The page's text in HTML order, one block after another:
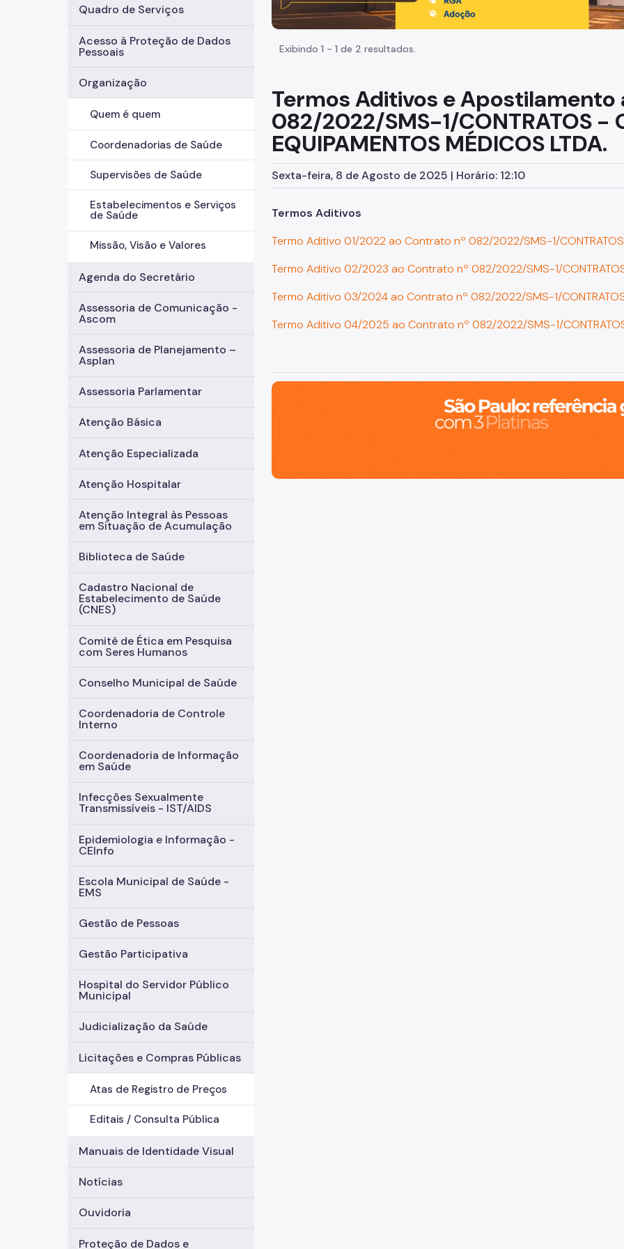
Quadro de Serviços
Acesso à Proteção de Dados
Pessoais
Organização
Quem é quem
Coordenadorias de Saúde
Supervisões de Saúde
Estabelecimentos e Serviços
de Saúde
Missão, Visão e Valores
Agenda do Secretário
Assessoria de Comunicação -
Ascom
Assessoria de Planejamento –
Asplan
Assessoria Parlamentar
Atenção Básica
Atenção Especializada
Atenção Hospitalar
Atenção Integral às Pessoas
em Situação de Acumulação
Biblioteca de Saúde
Cadastro Nacional de
Estabelecimento de Saúde
(CNES)
Comitê de Ética em Pesquisa
com Seres Humanos
Conselho Municipal de Saúde
Coordenadoria de Controle
Interno
Coordenadoria de Informação
em Saúde
Infecções Sexualmente
Transmissíveis - IST/AIDS
Epidemiologia e Informação -
CEInfo
Escola Municipal de Saúde -
EMS
Gestão de Pessoas
Gestão Participativa
Hospital do Servidor Público
Municipal
Judicialização da Saúde
Licitações e Compras Públicas
Atas de Registro de Preços
Editais / Consulta Pública
Manuais de Identidade Visual
Notícias
Ouvidoria
Proteção de Dados e
Exibindo 1 - 1 de 2 resultados.
Termos Aditivos e Apostilamento
082/2022/SMS-1/CONTRATOS -
EQUIPAMENTOS MÉDICOS LTDA.
Sexta-feira, 8 de Agosto de 2025 | Horário: 12:10
Termos Aditivos
Termo Aditivo 01/2022 ao Contrato nº 082/2022/SMS-1/CONTRATOS
Termo Aditivo 02/2023 ao Contrato nº 082/2022/SMS-1/
Termo Aditivo 03/2024 ao Contrato nº 082/2022/SMS-1/
Termo Aditivo 04/2025 ao Contrato nº 082/2022/SMS-1/
São Paulo, cidade inteligente, resiliente e sustentável